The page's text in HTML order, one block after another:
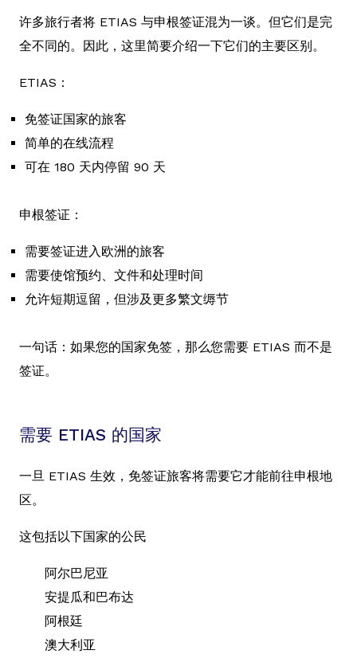
许多旅行者将 ETIAS 与申根签证混为一谈。但它们是完
全不同的。因此，这里简要介绍一下它们的主要区别。
ETIAS：
免签证国家的旅客
简单的在线流程
可在 180 天内停留 90 天
申根签证：
需要签证进入欧洲的旅客
需要使馆预约、文件和处理时间
允许短期逗留，但涉及更多繁文缛节
一句话：如果您的国家免签，那么您需要 ETIAS 而不是
签证。
需要 ETIAS 的国家
一旦 ETIAS 生效，免签证旅客将需要它才能前往申根地
区。
这包括以下国家的公民
阿尔巴尼亚
安提瓜和巴布达
阿根廷
澳大利亚